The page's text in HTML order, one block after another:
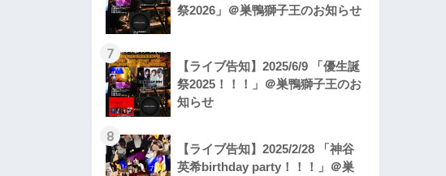
祭2026」＠巣鴨獅子王のお知らせ
7
【ライブ告知】2025/6/9 「優生誕
祭2025！！！」＠巣鴨獅子王のお
知らせ
8
【ライブ告知】2025/2/28 「神谷
英希birthday party！！！」＠巣